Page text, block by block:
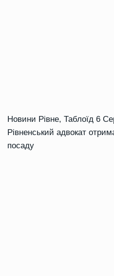
Новини Рівне, Таблоїд 6
Рівненський адвокат
посаду